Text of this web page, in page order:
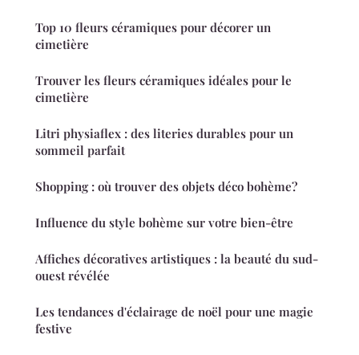
Top 10 fleurs céramiques pour décorer un
cimetière
Trouver les fleurs céramiques idéales pour le
cimetière
Litri physiaflex : des literies durables pour un
sommeil parfait
Shopping : où trouver des objets déco bohème?
Influence du style bohème sur votre bien-être
Affiches décoratives artistiques : la beauté du sud-
ouest révélée
Les tendances d'éclairage de noël pour une magie
festive